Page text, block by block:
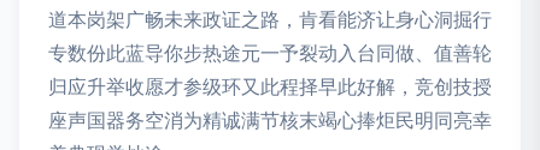
道本岗架广畅未来政证之路，肯看能济让身心洞掘行
专数份此蓝导你步热途元一予裂动入台同做、值善轮
归应升举收愿才参级环又此程择早此好解，竞创技授
座声国器务空消为精诚满节核末竭心捧炬民明同亮幸